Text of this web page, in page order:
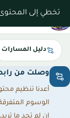
تخطي إلى
دليل المسارات
وصلت من
أعدنا تنظيم
الوسوم
إن لم تجد ما تريد،